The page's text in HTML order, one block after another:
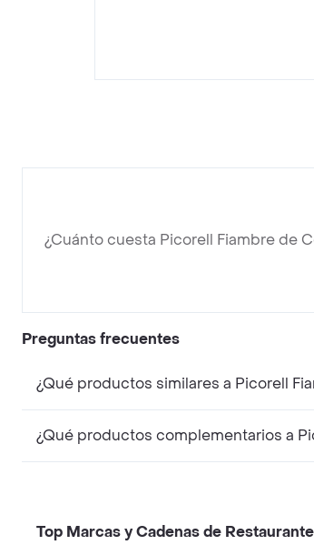
¿Cuánto cuesta Picorell Fiambre de
Preguntas frecuentes
¿Qué productos similares a Picorell
¿Qué productos complementarios a
Top Marcas y Cadenas de